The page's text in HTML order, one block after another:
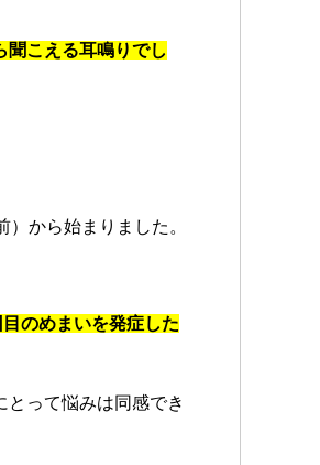
聞こえる耳鳴りでし
から始まりました。
のめまいを発症した
って悩みは同感でき